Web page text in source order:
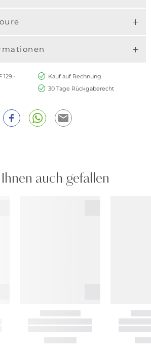
129.-
Kauf auf Rechnung
30 Tage Rückgaberecht
auch gefallen